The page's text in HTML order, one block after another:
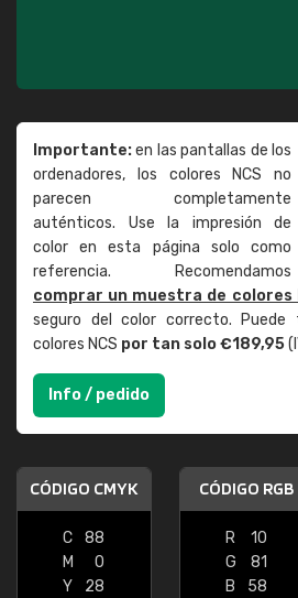
Importante:en las pantallas de los
ordenadores, los colores NCS no
parecen completamente
auténticos. Use la impresión de
color en esta página solo como
referencia. Recomendamos
comprar un muestra de colores
seguro del color correcto.
colores NCS por tan solo €189,95
Info / pedido
CÓDIGO CMYK
C
88
M
0
Y
28
CÓDIGO RGB
R
10
G
81
B
58